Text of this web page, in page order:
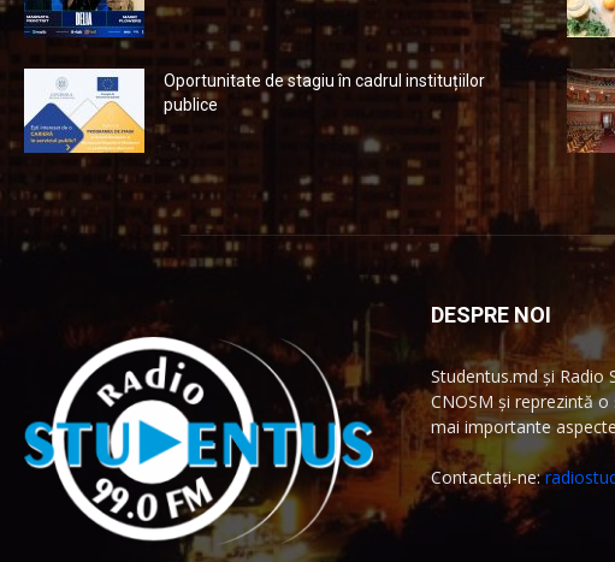
Oportunitate de stagiu în cadrul instituțiilor
publice
DESPRE NOI
Studentus.md și
CNOSM și reprezintă
mai importante
Contactați-ne: